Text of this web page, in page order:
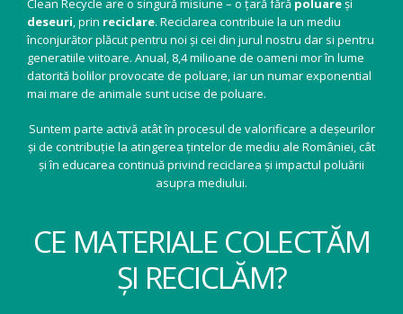
Clean Recycle are o singură misiune – o țară fără poluareși
deseuri, prin reciclare. Reciclarea contribuie la un mediu
înconjurător plăcut pentru noi și cei din jurul nostru dar si pentru
generatiile viitoare. Anual, 8,4 milioane de oameni mor în lume
datorită bolilor provocate de poluare, iar un numar exponential
mai mare de animale sunt ucise de poluare.
Suntem parte activă atât în procesul de valorificare a deșeurilor
și de contribuție la atingerea țintelor de mediu ale României, cât
și în educarea continuă privind reciclarea și impactul poluării
asupra mediului.
CE MATERIALE COLECTĂM
ȘI RECICLĂM?